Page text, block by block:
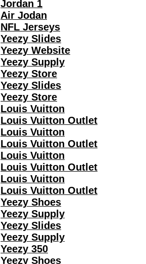
Jordan 1
Air Jodan
NFL Jerseys
Yeezy Slides
Yeezy Website
Yeezy Supply
Yeezy Store
Yeezy Slides
Yeezy Store
Louis Vuitton
Louis Vuitton Outlet
Louis Vuitton
Louis Vuitton Outlet
Louis Vuitton
Louis Vuitton Outlet
Louis Vuitton
Louis Vuitton Outlet
Yeezy Shoes
Yeezy Supply
Yeezy Slides
Yeezy Supply
Yeezy 350
Yeezy Shoes